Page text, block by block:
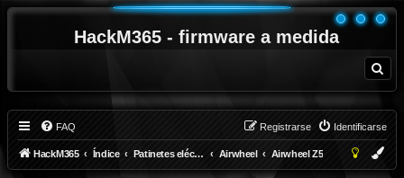
HackM365 - firmware a medida
u
FAQ Identificarse
Registrarse
HackM365 Índice Patinetes eléctricos Airwheel Airwheel Z5